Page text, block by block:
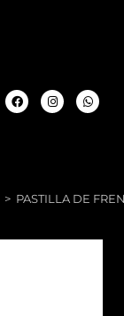
> PASTILLA DE